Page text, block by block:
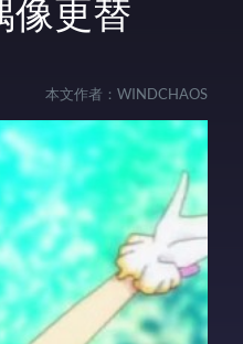
像更替
本文作者： WINDCHAOS